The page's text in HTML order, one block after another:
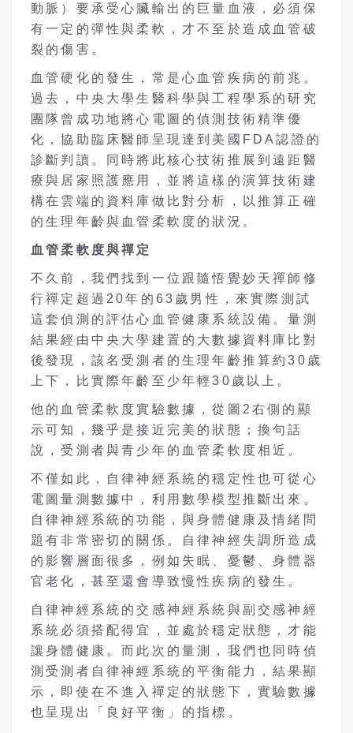
動脈）要承受心臟輸出的巨量血液，必須保
有一定的彈性與柔軟，才不至於造成血管破
裂的傷害。
血管硬化的發生，常是心血管疾病的前兆。
過去，中央大學生醫科學與工程學系的研究
團隊曾成功地將心電圖的偵測技術精準優
化，協助臨床醫師呈現達到美國FDA認證的
診斷判讀。同時將此核心技術推展到遠距醫
療與居家照護應用，並將這樣的演算技術建
構在雲端的資料庫做比對分析，以推算正確
的生理年齡與血管柔軟度的狀況。
血管柔軟度與禪定
不久前，我們找到一位跟隨悟覺妙天禪師修
行禪定超過20年的63歲男性，來實際測試
這套偵測的評估心血管健康系統設備。量測
結果經由中央大學建置的大數據資料庫比對
後發現，該名受測者的生理年齡推算約30歲
上下，比實際年齡至少年輕30歲以上。
他的血管柔軟度實驗數據，從圖2右側的顯
示可知，幾乎是接近完美的狀態；換句話
說，受測者與青少年的血管柔軟度相近。
不僅如此，自律神經系統的穩定性也可從心
電圖量測數據中，利用數學模型推斷出來。
自律神經系統的功能，與身體健康及情緒問
題有非常密切的關係。自律神經失調所造成
的影響層面很多，例如失眠、憂鬱、身體器
官老化，甚至還會導致慢性疾病的發生。
自律神經系統的交感神經系統與副交感神經
系統必須搭配得宜，並處於穩定狀態，才能
讓身體健康。而此次的量測，我們也同時偵
測受測者自律神經系統的平衡能力，結果顯
示，即使在不進入禪定的狀態下，實驗數據
也呈現出「良好平衡」的指標。